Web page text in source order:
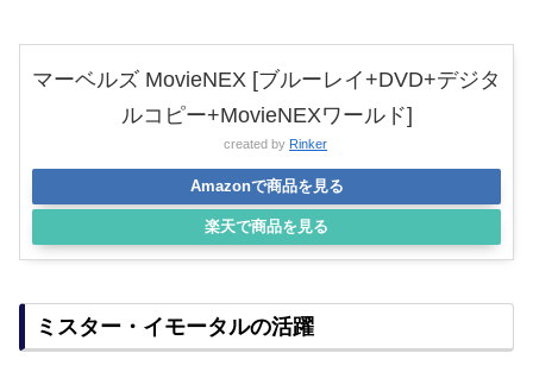
マーベルズ MovieNEX [ブルーレイ+DVD+デジタ